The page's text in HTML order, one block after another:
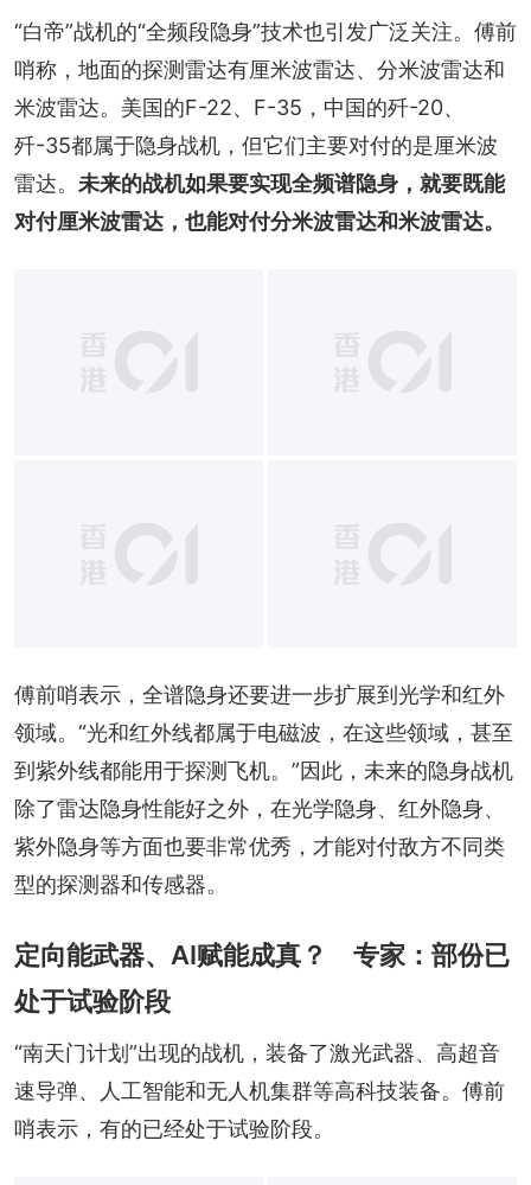
“白帝”战机的“全频段隐身”技术也引发广泛关注。傅前
哨称，地面的探测雷达有厘米波雷达、分米波雷达和
米波雷达。美国的F-22、F-35，中国的歼-20、
歼-35都属于隐身战机，但它们主要对付的是厘米波
雷达。 未来的战机如果要实现全频谱隐身，就要既能
对付厘米波雷达，也能对付分米波雷达和米波雷达。
傅前哨表示，全谱隐身还要进一步扩展到光学和红外
领域。“光和红外线都属于电磁波，在这些领域，甚至
到紫外线都能用于探测飞机。”因此，未来的隐身战机
除了雷达隐身性能好之外，在光学隐身、红外隐身、
紫外隐身等方面也要非常优秀，才能对付敌方不同类
型的探测器和传感器。
定向能武器、AI赋能成真？ 专家：部份已
处于试验阶段
“南天门计划”出现的战机，装备了激光武器、高超音
速导弹、人工智能和无人机集群等高科技装备。傅前
哨表示，有的已经处于试验阶段。